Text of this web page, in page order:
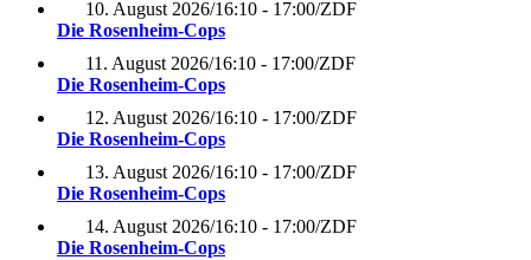
10. August 2026/16:10 - 17:00/ZDF
Die Rosenheim-Cops
11. August 2026/16:10 - 17:00/ZDF
Die Rosenheim-Cops
12. August 2026/16:10 - 17:00/ZDF
Die Rosenheim-Cops
13. August 2026/16:10 - 17:00/ZDF
Die Rosenheim-Cops
14. August 2026/16:10 - 17:00/ZDF
Die Rosenheim-Cops